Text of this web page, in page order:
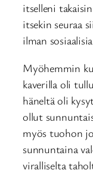
itselleni
itsekin seuraa
ilman
Myöhemmin
kaverilla oli
häneltä oli
ollut
myös tuohon
sunnuntaina
viralliselta